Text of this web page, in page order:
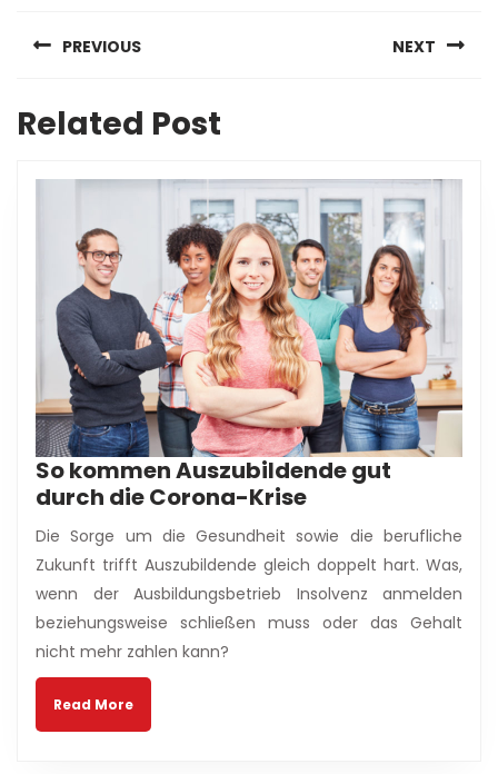
Beitragsnavigation
PREVIOUS
post:
NEXT
Related Post
So kommen Auszubildende gut
durch die Corona-KriseSo
kommen
Auszubildende
gut
durch
die
Die Sorge um die Gesundheit sowie die berufliche
Zukunft trifft Auszubildende gleich doppelt hart. Was,
wenn der Ausbildungsbetrieb Insolvenz anmelden
beziehungsweise schließen muss oder das Gehalt
nicht mehr zahlen kann?
Read MoreRead